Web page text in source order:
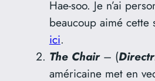
Hae-soo. Je n’ai
beaucoup aimé cette
ici.
The Chair – (
américaine met en